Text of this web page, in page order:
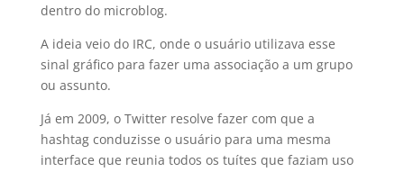
dentro do microblog.
A ideia veio do IRC, onde o usuário utilizava esse
sinal gráfico para fazer uma associação a um grupo
ou assunto.
Já em 2009, o Twitter resolve fazer com que a
hashtag conduzisse o usuário para uma mesma
interface que reunia todos os tuítes que faziam uso